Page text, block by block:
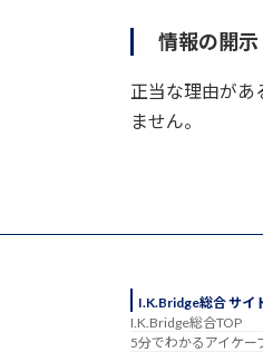
情報の開示
正当な理由があ
ません。
I.K.Bridge総合 サイ
I.K.Bridge総合TOP
5分でわかるアイケー